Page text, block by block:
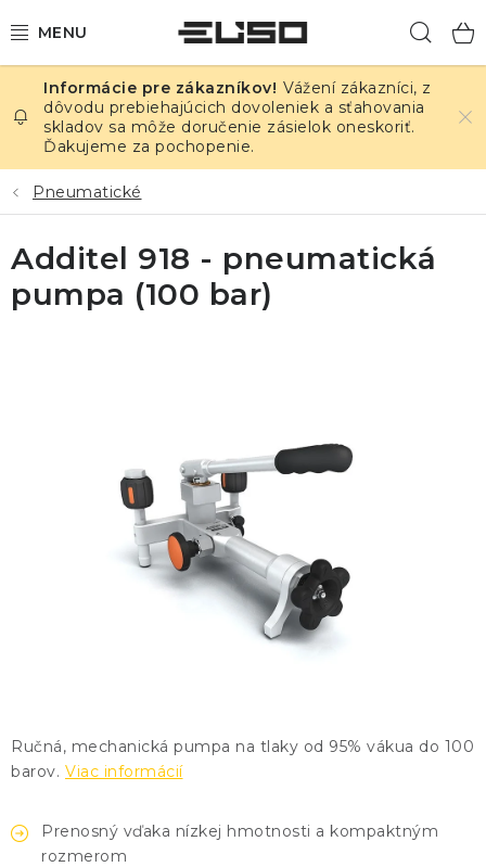
na
ELEKTRINA
TEPLOTA A VLHKOSŤ
TLAK A ÚNIKY
ZÁZNAMNÍKY
Vážení zákazníci, z
dôvodu prebiehajúcich dovoleniek a sťahovania
skladov sa môže doručenie zásielok oneskoriť.
Ďakujeme za pochopenie.
Pneumatické
Ručná, mechanická pumpa na tlaky od 95% vákua do 100
barov. Viac informácií
Prenosný vďaka nízkej hmotnosti a kompaktným
rozmerom
Additel 918 - pneumatická
pumpa (100 bar)